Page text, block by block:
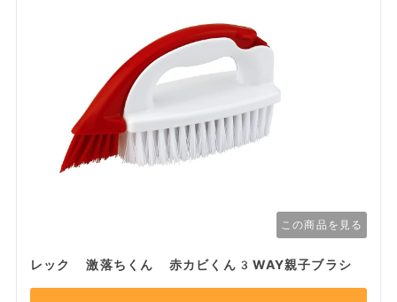
この商品を見る
レック 激落ちくん 赤カビくん3WAY親子ブラシ